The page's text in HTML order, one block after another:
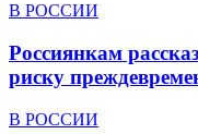
В РОССИИ
Россиянкам
риску
В РОССИИ